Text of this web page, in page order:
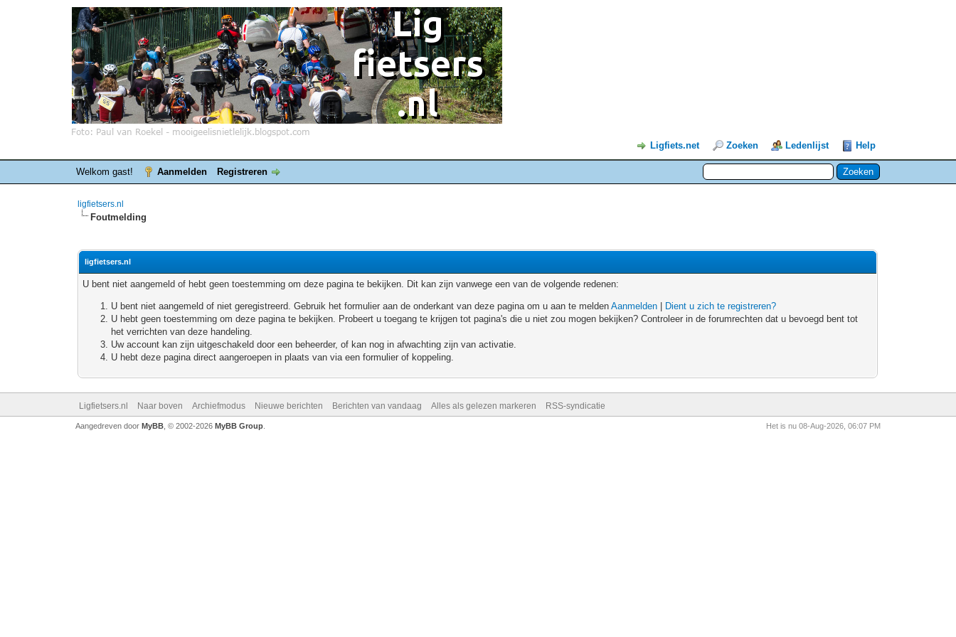
Ligfiets.net Zoeken Ledenlijst Help
Welkom gast! Aanmelden Registreren
ligfietsers.nl
Foutmelding
ligfietsers.nl
U bent niet aangemeld of hebt geen toestemming om deze pagina te bekijken. Dit kan zijn vanwege een van de volgende redenen:
U bent niet aangemeld of niet geregistreerd. Gebruik het formulier aan de onderkant van deze pagina om u aan te meldenAanmelden
Dient u zich te registreren?
U hebt geen toestemming om deze pagina te bekijken. Probeert u toegang te krijgen tot pagina's die u niet zou mogen bekijken? Controleer in de forumrechten dat u bevoegd bent tot
het verrichten van deze handeling.
Uw account kan zijn uitgeschakeld door een beheerder, of kan nog in afwachting zijn van activatie.
U hebt deze pagina direct aangeroepen in plaats van via een formulier of koppeling.
Ligfietsers.nl Naar boven Archiefmodus Nieuwe berichten Berichten van vandaag Alles als gelezen markeren RSS-syndicatie
Het is nu 08-Aug-2026, 06:07 PM
Aangedreven door MyBB, © 2002-2026 MyBB Group.